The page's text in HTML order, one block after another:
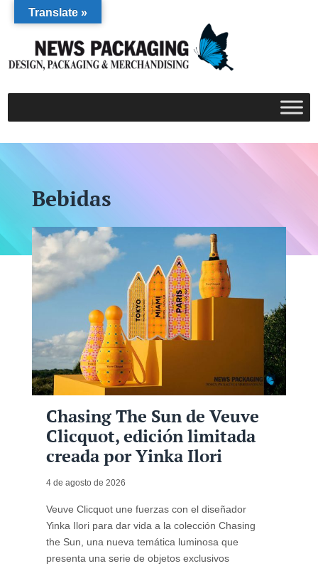
Bebidas
Chasing The Sun de Veuve
Clicquot, edición limitada
creada por Yinka Ilori
4 de agosto de 2026
Veuve Clicquot une fuerzas con el diseñador
Yinka Ilori para dar vida a la colección Chasing
the Sun, una nueva temática luminosa que
presenta una serie de objetos exclusivos
Translate »